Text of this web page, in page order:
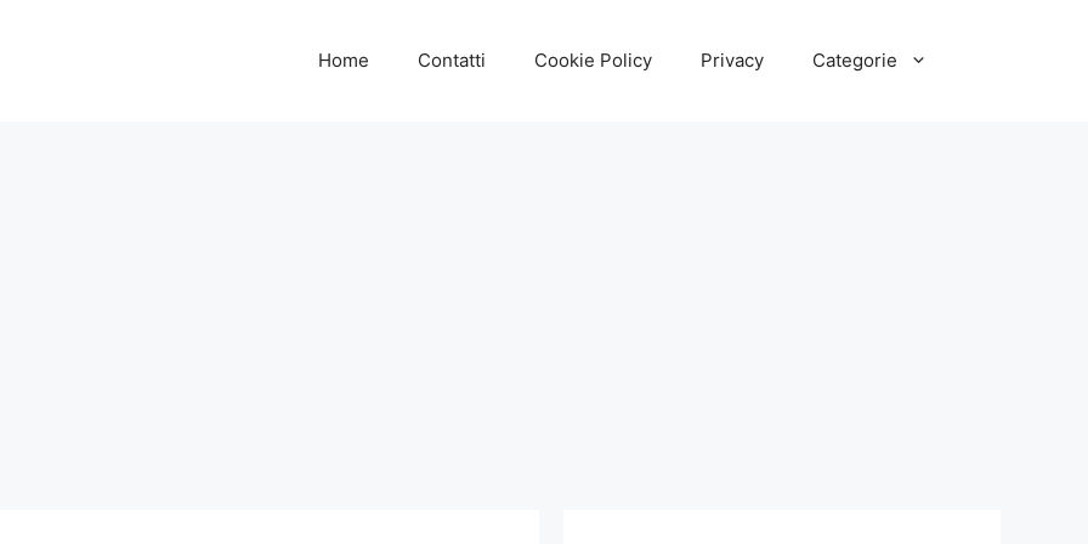
Home Contatti Cookie Policy Privacy Categorie